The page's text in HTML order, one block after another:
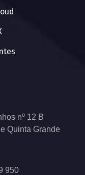
nº 12 B
Quinta Grande
950